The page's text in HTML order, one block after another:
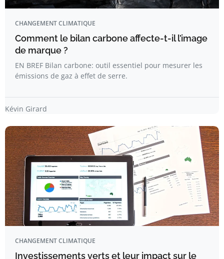
CHANGEMENT CLIMATIQUE
Comment le bilan carbone affecte-t-il l’image
de marque ?
EN BREF Bilan carbone: outil essentiel pour mesurer les
émissions de gaz à effet de serre.
Kévin Girard
CHANGEMENT CLIMATIQUE
Investissements verts et leur impact sur le